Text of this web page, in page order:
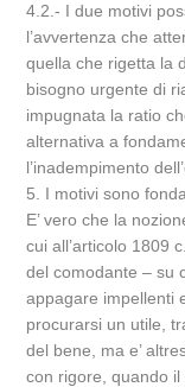
4.2.- I due motivi
l’avvertenza che
quella che rigetta la
bisogno urgente di
impugnata la ratio
alternativa a
l’inadempimento
5. I motivi sono
E’ vero che la
cui all’articolo 1809
del comodante – su
appagare impellenti
procurarsi un utile,
del bene, ma e’
con rigore, quando